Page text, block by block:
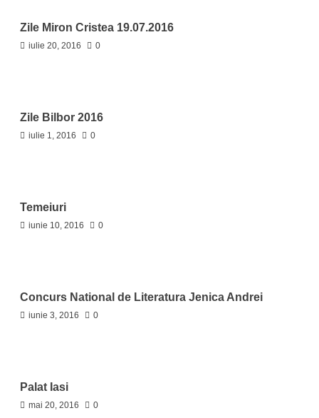
Zile Miron Cristea 19.07.2016
iulie 20, 2016 0
Zile Bilbor 2016
iulie 1, 2016 0
Temeiuri
iunie 10, 2016 0
Concurs National de Literatura Jenica Andrei
iunie 3, 2016 0
Palat Iasi
mai 20, 2016 0